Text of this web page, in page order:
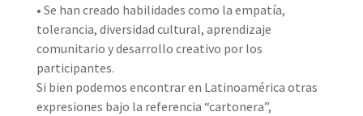
• Se han creado habilidades como la empatía,
tolerancia, diversidad cultural, aprendizaje
comunitario y desarrollo creativo por los
participantes.
Si bien podemos encontrar en Latinoamérica otras
expresiones bajo la referencia “cartonera”,